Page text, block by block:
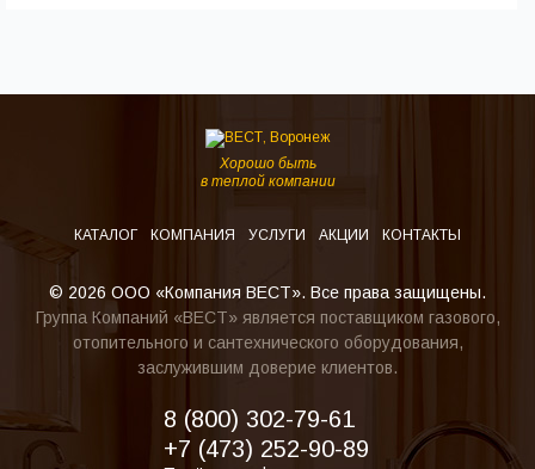
Хорошо быть
в теплой компании
КАТАЛОГ КОМПАНИЯ УСЛУГИ АКЦИИ КОНТАКТЫ
© 2026 ООО «Компания ВЕСТ». Все права защищены.
Группа Компаний «ВЕСТ» является поставщиком газового,
отопительного и сантехнического оборудования,
заслужившим доверие клиентов.
8 (800) 302-79-61
+7 (473) 252-90-89